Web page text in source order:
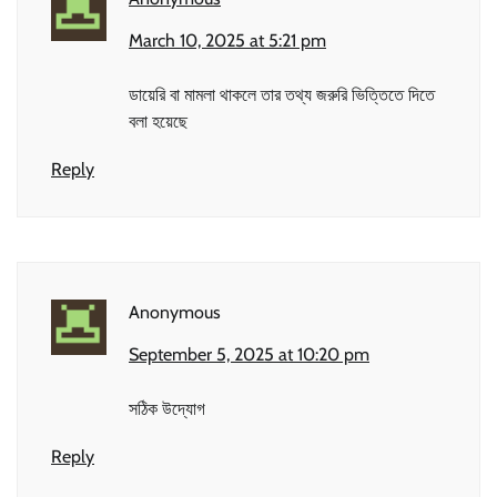
March 10, 2025 at 5:21 pm
ডায়েরি বা মামলা থাকলে তার তথ্য জরুরি ভিত্তিতে দিতে
বলা হয়েছে
Reply
Anonymous
September 5, 2025 at 10:20 pm
সঠিক উদ্যোগ
Reply